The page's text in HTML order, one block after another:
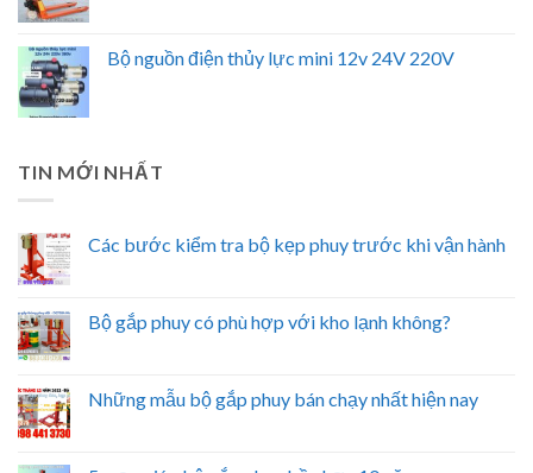
Bộ nguồn điện thủy lực mini 12v 24V 220V
TIN MỚI NHẤT
Các bước kiểm tra bộ kẹp phuy trước khi vận hành
Bộ gắp phuy có phù hợp với kho lạnh không?
Những mẫu bộ gắp phuy bán chạy nhất hiện nay